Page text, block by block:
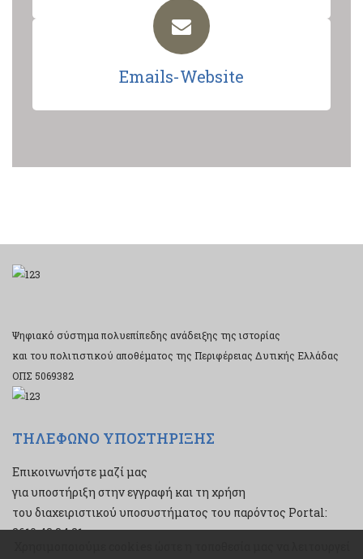
Emails-Website
Ψηφιακό σύστημα πολυεπίπεδης ανάδειξης της ιστορίας
και του πολιτιστικού αποθέματος της Περιφέρειας Δυτικής Ελλάδας
ΟΠΣ 5069382
ΤΗΛΕΦΩΝΟ ΥΠΟΣΤΗΡΙΞΗΣ
Επικοινωνήστε μαζί μας
για υποστήριξη στην εγγραφή και τη χρήση
του διαχειριστικού υποσυστήματος του παρόντος Portal:
2610 43 34 21